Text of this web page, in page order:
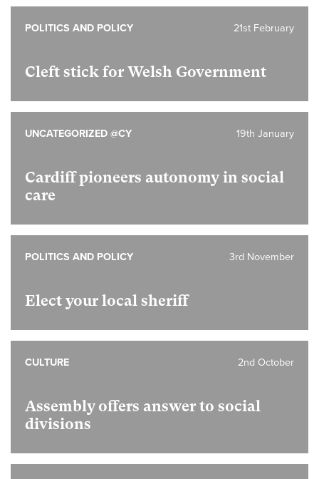
Cleft stick for Welsh Government
21st February
POLITICS AND POLICY
Cardiff pioneers autonomy in social
care
19th January
UNCATEGORIZED @CY
Elect your local sheriff
3rd November
POLITICS AND POLICY
Assembly offers answer to social
divisions
2nd October
CULTURE